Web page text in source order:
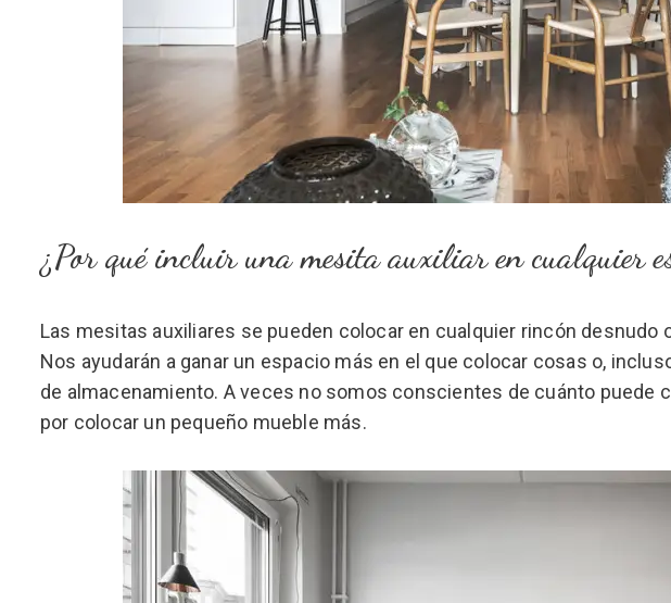
¿Por qué incluir una mesita auxiliar en cualquier
Las mesitas auxiliares se pueden colocar en cualquier rincón desnudo
Nos ayudarán a ganar un espacio más en el que colocar cosas o,
de almacenamiento. A veces no somos conscientes de cuánto puede
por colocar un pequeño mueble más.